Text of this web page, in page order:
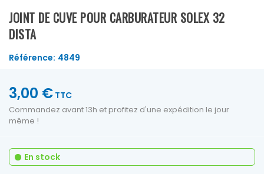
JOINT DE CUVE POUR CARBURATEUR SOLEX 32
DISTA
Référence: 4849
3,00 € TTC
Commandez avant 13h et profitez d'une expédition le jour
même !
En stock